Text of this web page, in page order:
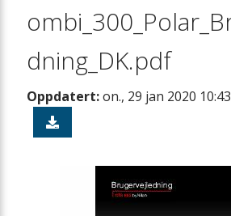
dning_DK.pdf
Oppdatert:on., 29 jan 2020 10:43